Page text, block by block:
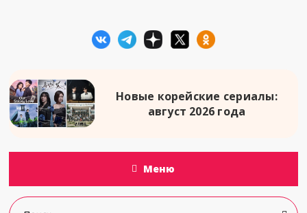
Новые корейские сериалы:
август 2026 года
Меню